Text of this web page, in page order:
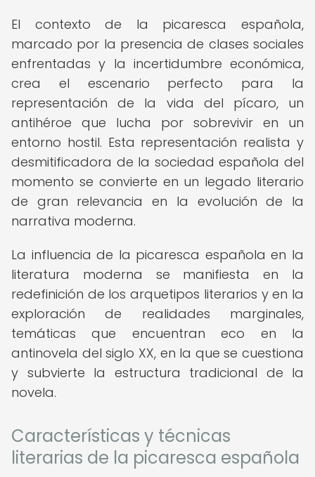
El contexto de la picaresca española,
marcado por la presencia de clases sociales
enfrentadas y la incertidumbre económica,
crea el escenario perfecto para la
representación de la vida del pícaro, un
antihéroe que lucha por sobrevivir en un
entorno hostil. Esta representación realista y
desmitificadora de la sociedad española del
momento se convierte en un legado literario
de gran relevancia en la evolución de la
narrativa moderna.
La influencia de la picaresca española en la
literatura moderna se manifiesta en la
redefinición de los arquetipos literarios y en la
exploración de realidades marginales,
temáticas que encuentran eco en la
antinovela del siglo XX, en la que se cuestiona
y subvierte la estructura tradicional de la
novela.
Características y técnicas
literarias de la picaresca española